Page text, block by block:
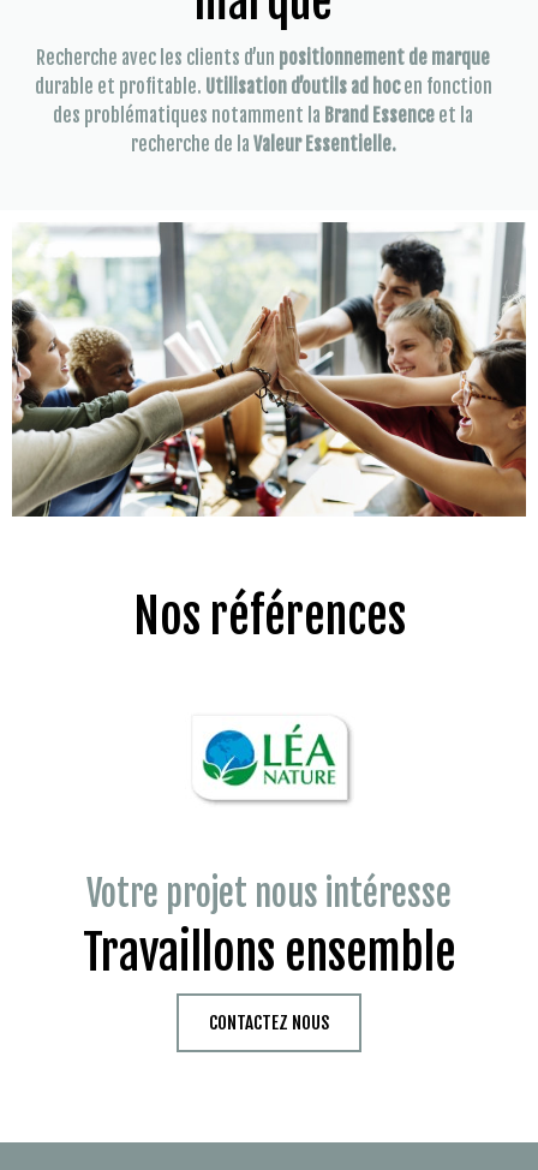
Recherche avec les clients d’un positionnement de marque
durable et profitable. Utilisation d’outils ad hocen fonction
des problématiques notamment la Brand Essence et la
recherche de la Valeur Essentielle.
Nos références
Votre projet nous intéresse
Travaillons ensemble
CONTACTEZ NOUS